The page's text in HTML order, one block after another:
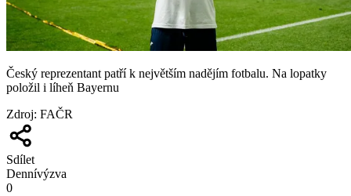
Český reprezentant patří k největším nadějím fotbalu. Na lopatky
položil i líheň Bayernu
Zdroj: FAČR
Sdílet
Dennívýzva
0